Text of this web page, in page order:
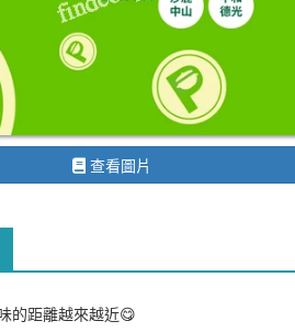
查看圖片
的距離越來越近😋